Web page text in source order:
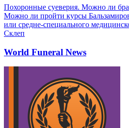
Похоронные суеверия. Можно ли
Можно ли пройти курсы
или средне-специального
Склеп
World Funeral News